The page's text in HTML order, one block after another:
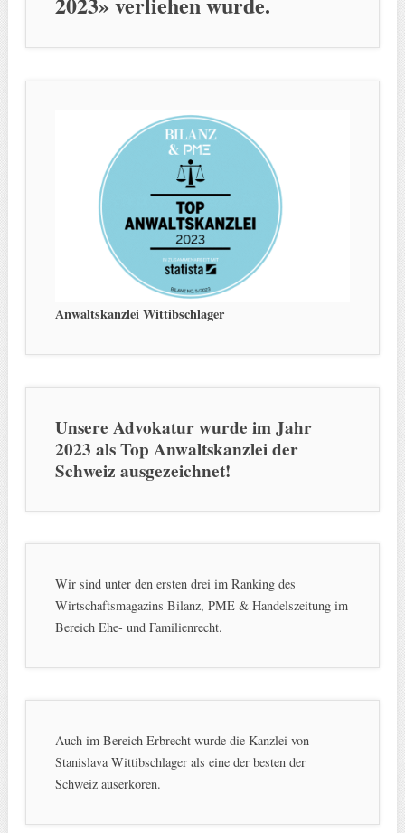
Anwaltskanzlei Wittibschlager
Unsere Advokatur wurde im Jahr
2023 als Top Anwaltskanzlei der
Schweiz ausgezeichnet!
Wir sind unter den ersten drei im Ranking des
Wirtschaftsmagazins Bilanz, PME & Handelszeitung im
Bereich Ehe- und Familienrecht.
Auch im Bereich Erbrecht wurde die Kanzlei von
Stanislava Wittibschlager als eine der besten der
Schweiz auserkoren.